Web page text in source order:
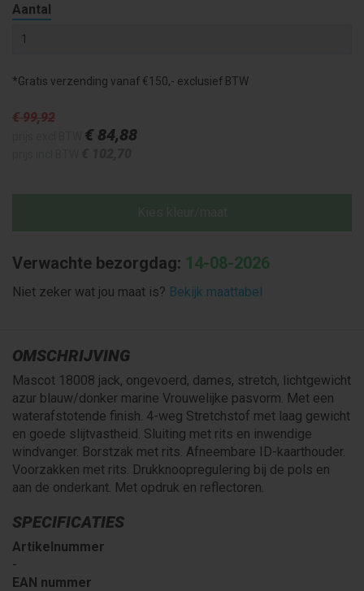
Aantal
*Gratis verzending vanaf €150,- exclusief BTW
€ 99,92
€ 84,88
Verwachte bezorgdag: 14-08-2026
Niet zeker wat jou maat is? Bekijk maattabel
OMSCHRIJVING
Mascot 18008 jack, ongevoerd, dames, stretch, lichtgewicht
azur blauw/donker marine Vrouwelijke pasvorm. Met een
waterafstotende finish. 4-weg Stretchstof met laag gewicht
en goede slijtvastheid. Sluiting met rits en inwendige
windvanger. Borstzak met rits. Afneembare ID-kaarthouder.
Voorzakken met rits. Drukknoopregulering bij de pols en
aan de onderkant. Met opdruk en reflectoren.
SPECIFICATIES
Artikelnummer
-
EAN nummer